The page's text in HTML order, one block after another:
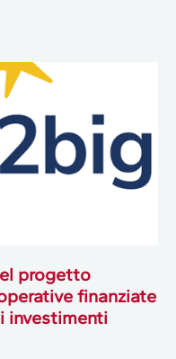
progetto
finanziate
investimenti